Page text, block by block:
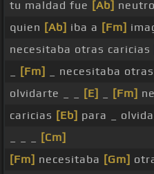
tu maldad fue [Ab] neutro
quien [Ab] iba a [Fm]
necesitaba otras caricias
[Fm] _ necesitaba otras
olvidarte _ _
[E] [Fm]
caricias [Eb] para _
[Cm]
[Fm] necesitaba [Gm]